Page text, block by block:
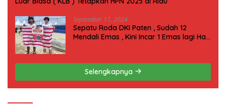
September 17, 2024
Sepatu Roda DKI Paten , Sudah 12
Mendali Emas , Kini Incar 1 Emas lagi Hari
Selengkapnya